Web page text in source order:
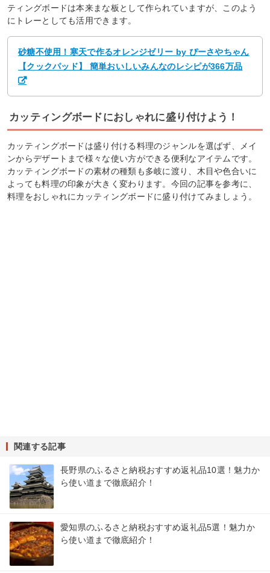
ティングボードは本来まな板として作られていますが、このよう
にトレーとしても活用できます。
砂糖不使用！寒天で作るオレンジゼリー by ぴーさやちゃん
【クックパッド】 簡単おいしいみんなのレシピが366万品
カッティングボードにおしゃれに盛り付けよう！
カッティングボードは盛り付ける料理のジャンルを選ばず、メイ
ンからデザートまで様々な使い方ができる便利なアイテムです。
カッティングボードの素材の種類も多岐に渡り、木目や色合いに
よっても料理の印象が大きく変わります。今回の記事を参考に、
料理をおしゃれにカッティングボードに盛り付けてみましょう。
関連する記事
長野県のふるさと納税おすすめ返礼品10選！魅力か
ら使い道まで徹底紹介！
愛知県のふるさと納税おすすめ返礼品5選！魅力か
ら使い道まで徹底紹介！